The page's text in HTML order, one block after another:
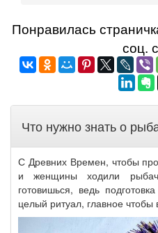
Понравилась
соц.
Что нужно знать о
С Древних Времен, чтобы
и женщины ходили
готовишься, ведь
целый ритуал, главное